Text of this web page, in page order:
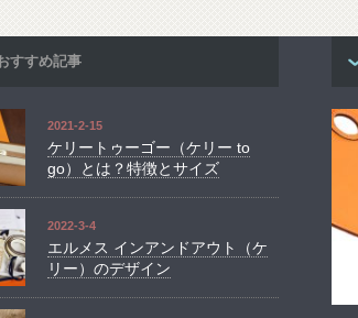
すすめ記事
2021-2-15
ケリートゥーゴー（ケリー to
go）とは？特徴とサイズ
2022-3-4
エルメス インアンドアウト（ケ
リー）のデザイン